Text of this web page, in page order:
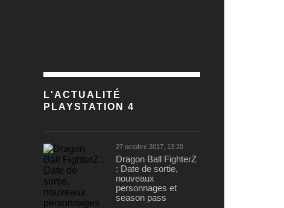
L'ACTUALITÉ
PLAYSTATION 4
27 octobre 2017, 13:20
Dragon Ball FighterZ
: Date de sortie,
nouveaux
personnages et
season pass